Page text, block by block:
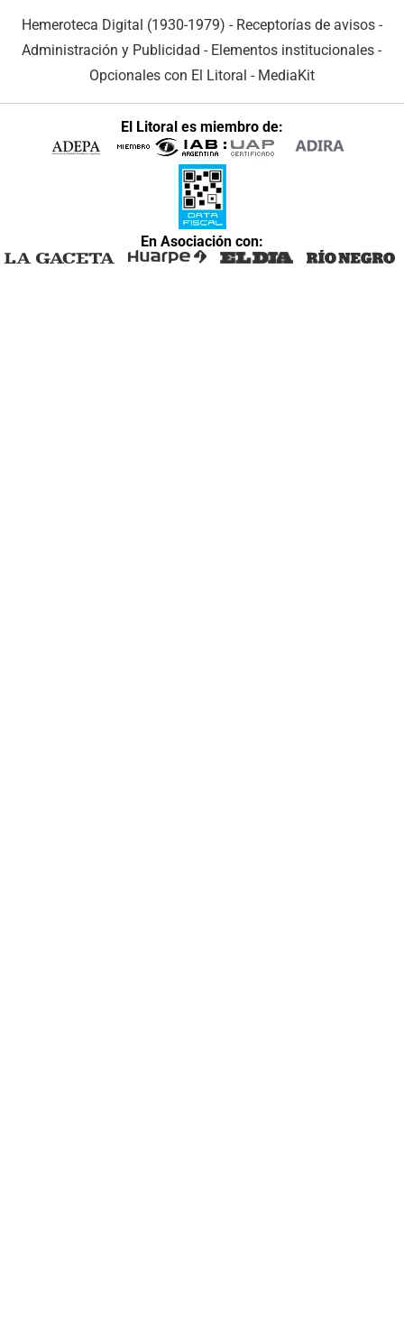
Hemeroteca Digital (1930-1979) - Receptorías de avisos -
Administración y Publicidad - Elementos institucionales -
Opcionales con El Litoral - MediaKit
El Litoral es miembro de:
En Asociación con: